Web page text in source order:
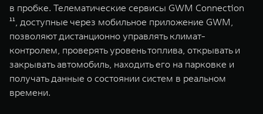
в пробке. Телематические сервисы GWM Connection
¹¹, доступные через мобильное приложение GWM,
позволяют дистанционно управлять климат-
контролем, проверять уровень топлива, открывать и
закрывать автомобиль, находить его на парковке и
получать данные о состоянии систем в реальном
времени.